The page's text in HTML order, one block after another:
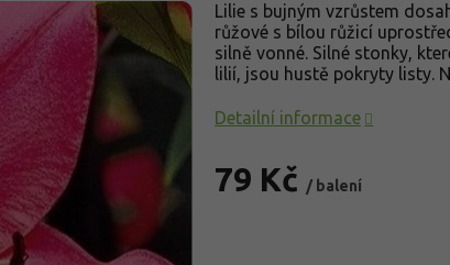
79 Kč / balení
Lilie s bujným vzrůstem
růžové s bílou růžicí
silně vonné. Silné stonky,
lilií, jsou hustě pokryty listy.
Detailní informace